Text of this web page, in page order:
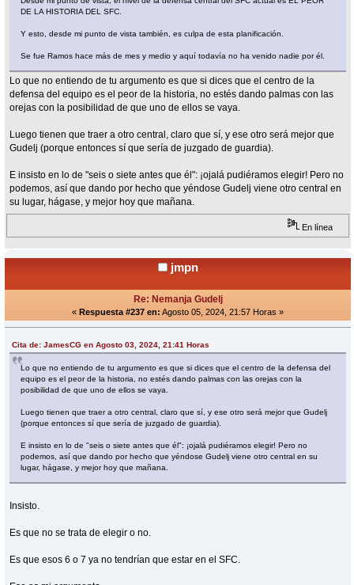
DE LA HISTORIA DEL SFC.
Y esto, desde mi punto de vista también, es culpa de esta planificación.
Se fue Ramos hace más de mes y medio y aquí todavía no ha venido nadie por él.
Lo que no entiendo de tu argumento es que si dices que el centro de la
defensa del equipo es el peor de la historia, no estés dando palmas con las
orejas con la posibilidad de que uno de ellos se vaya.
Luego tienen que traer a otro central, claro que sí, y ese otro será mejor que
Gudelj (porque entonces sí que sería de juzgado de guardia).
E insisto en lo de "seis o siete antes que él": ¡ojalá pudiéramos elegir! Pero no
podemos, así que dando por hecho que yéndose Gudelj viene otro central en
su lugar, hágase, y mejor hoy que mañana.
En línea
jmpn
Re: Nemanja Gudelj
« Respuesta #237 en: Agosto 05, 2024, 21:57 Horas »
Cita de: JamesCG en Agosto 03, 2024, 21:41 Horas
Lo que no entiendo de tu argumento es que si dices que el centro de la defensa del
equipo es el peor de la historia, no estés dando palmas con las orejas con la
posibilidad de que uno de ellos se vaya.
Luego tienen que traer a otro central, claro que sí, y ese otro será mejor que Gudelj
(porque entonces sí que sería de juzgado de guardia).
E insisto en lo de "seis o siete antes que él": ¡ojalá pudiéramos elegir! Pero no
podemos, así que dando por hecho que yéndose Gudelj viene otro central en su
lugar, hágase, y mejor hoy que mañana.
Insisto.
Es que no se trata de elegir o no.
Es que esos 6 o 7 ya no tendrían que estar en el SFC.